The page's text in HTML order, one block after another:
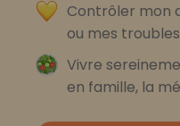
Contrôler mon
ou mes
Vivre
en famille, la